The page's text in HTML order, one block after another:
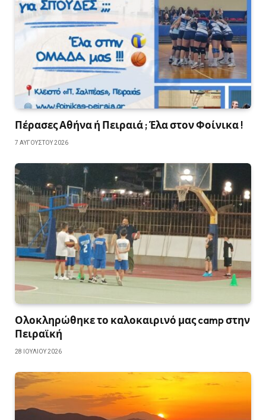
Πέρασες Αθήνα ή Πειραιά ; Έλα στον Φοίνικα !
7 ΑΥΓΟΎΣΤΟΥ 2026
Ολοκληρώθηκε το καλοκαιρινό μας camp στην
Πειραϊκή
28 ΙΟΥΛΊΟΥ 2026